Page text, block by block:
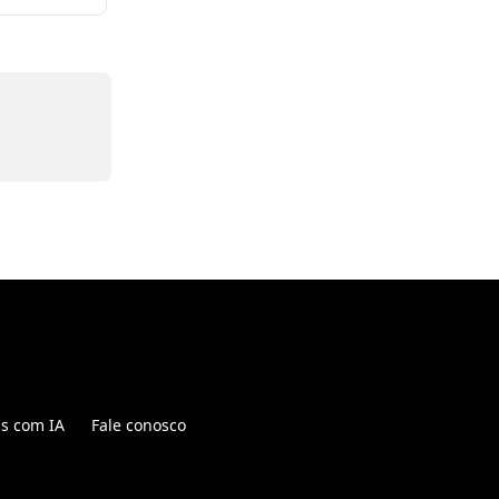
com IA Fale conosco